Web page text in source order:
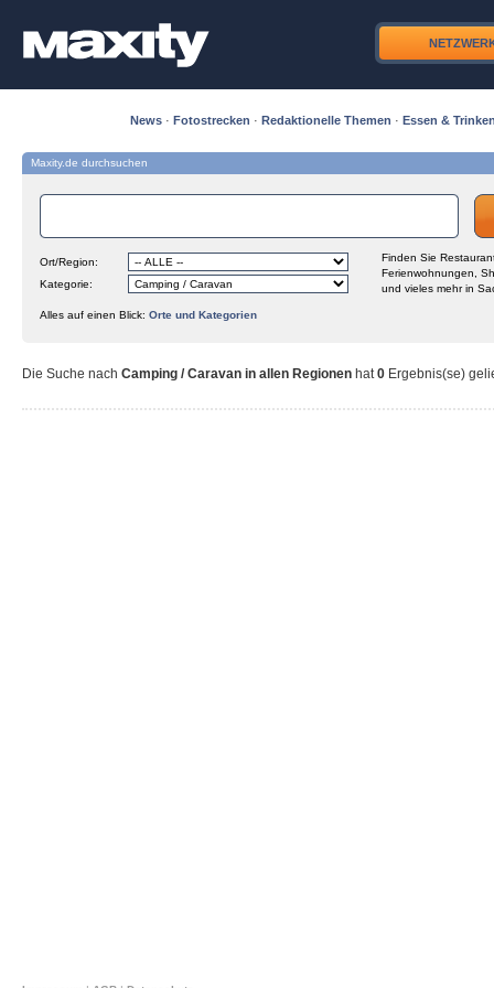
News · Fotostrecken · Redaktionelle Themen · Essen &
Maxity.de durchsuchen
Ort/Region:
Kategorie:
Finden Sie
Ferienwohnungen,
und vieles mehr in
Alles auf einen Blick: Orte und Kategorien
Die Suche nach Camping / Caravan in allen Regionen hat0 Ergebnis(se)